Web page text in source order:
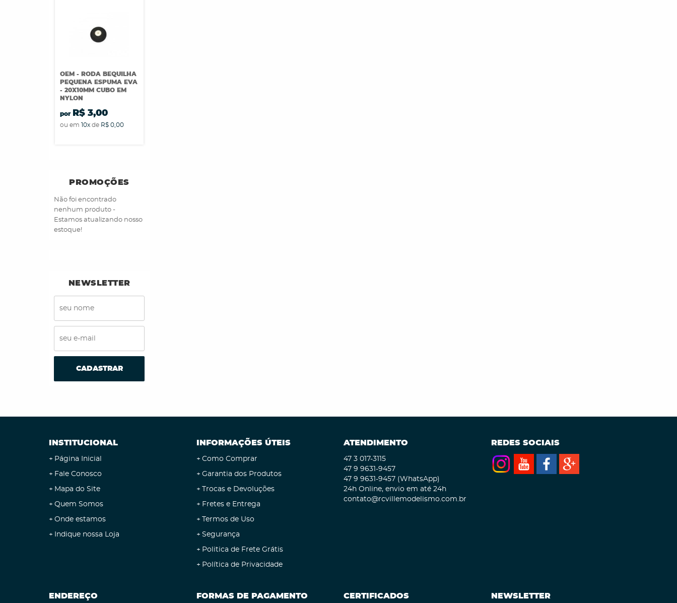
OEM - RODA BEQUILHA
PEQUENA ESPUMA EVA
- 20X10MM CUBO EM
NYLON
por R$ 3,00
ou em 10xde R$ 0,00
PROMOÇÕES
Não foi encontrado
nenhum produto -
Estamos atualizando nosso
estoque!
NEWSLETTER
CADASTRAR
INSTITUCIONAL
Página Inicial
Fale Conosco
Mapa do Site
Quem Somos
Onde estamos
Indique nossa Loja
INFORMAÇÕES ÚTEIS
Como Comprar
Garantia dos Produtos
Trocas e Devoluções
Fretes e Entrega
Termos de Uso
Segurança
Politica de Frete Grátis
Política de Privacidade
ATENDIMENTO
47 3 017-3115
47 9 9631-9457
47 9 9631-9457 (WhatsApp)
24h Online, envio em até 24h
contato@rcvillemodelismo.com.br
REDES SOCIAIS
ENDEREÇO FORMAS DE PAGAMENTO CERTIFICADOS NEWSLETTER